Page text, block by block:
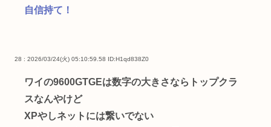
自信持て！
28 : 2026/03/24(火) 05:10:59.58 ID:H1qd838Z0
ワイの9600GTGEは数字の大きさならトップクラ
スなんやけど
XPやしネットには繋いでない